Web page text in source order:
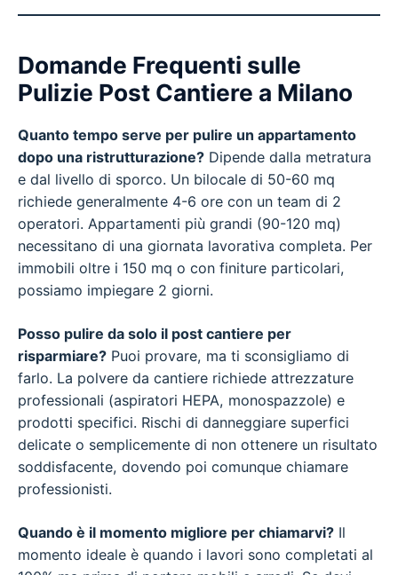
Domande Frequenti sulle
Pulizie Post Cantiere a Milano
Quanto tempo serve per pulire un appartamento
dopo una ristrutturazione? Dipende dalla metratura
e dal livello di sporco. Un bilocale di 50-60 mq
richiede generalmente 4-6 ore con un team di 2
operatori. Appartamenti più grandi (90-120 mq)
necessitano di una giornata lavorativa completa. Per
immobili oltre i 150 mq o con finiture particolari,
possiamo impiegare 2 giorni.
Posso pulire da solo il post cantiere per
risparmiare? Puoi provare, ma ti sconsigliamo di
farlo. La polvere da cantiere richiede attrezzature
professionali (aspiratori HEPA, monospazzole) e
prodotti specifici. Rischi di danneggiare superfici
delicate o semplicemente di non ottenere un risultato
soddisfacente, dovendo poi comunque chiamare
professionisti.
Quando è il momento migliore per chiamarvi? Il
momento ideale è quando i lavori sono completati al